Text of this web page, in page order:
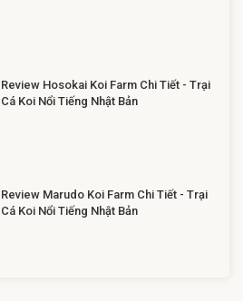
Review Hosokai Koi Farm Chi Tiết - Trại
Cá Koi Nổi Tiếng Nhật Bản
Review Marudo Koi Farm Chi Tiết - Trại
Cá Koi Nổi Tiếng Nhật Bản